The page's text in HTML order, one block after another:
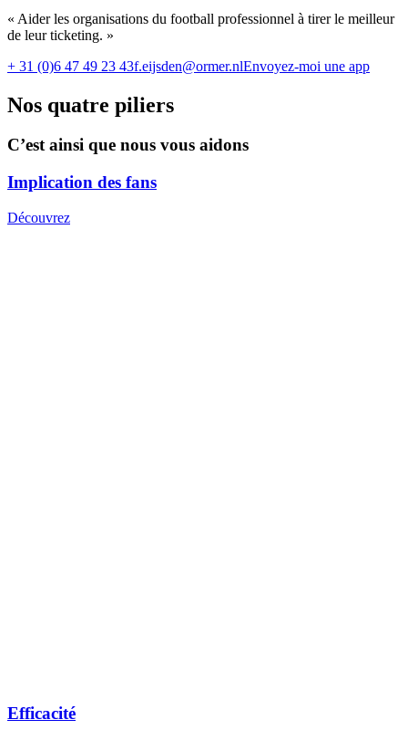
« Aider les organisations du football professionnel à tirer le meilleur
de leur ticketing. »
+ 31 (0)6 47 49 23 43f.eijsden@ormer.nlEnvoyez-moi une app
Nos quatre piliers
C’est ainsi que nous vous aidons
Implication des fans
Découvrez
Efficacité